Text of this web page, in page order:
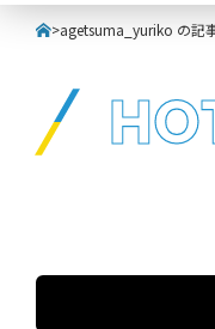
>agetsuma_yuriko の記